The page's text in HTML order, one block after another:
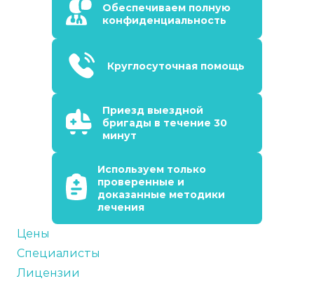
Обеспечиваем полную
конфиденциальность
Круглосуточная помощь
Приезд выездной
бригады в течение 30
минут
Используем только
проверенные и
доказанные методики
лечения
Цены
Специалисты
Лицензии